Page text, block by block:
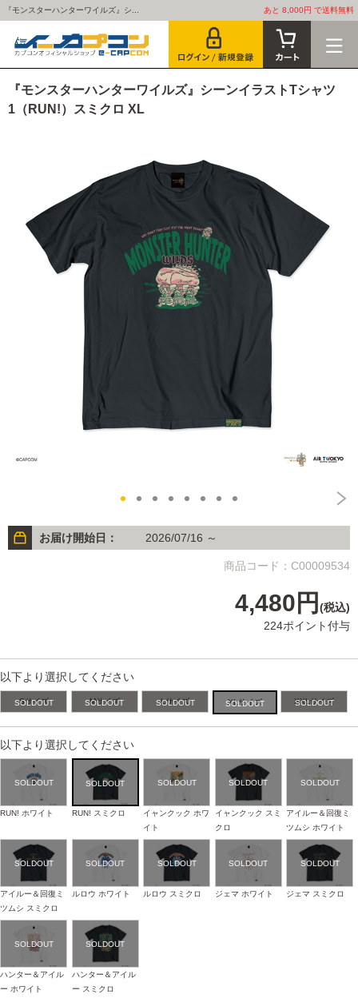
『モンスターハンターワイルズ』シ... あと 8,000円 で送料無料
『モンスターハンターワイルズ』シーンイラストTシャツ
1（RUN!）スミクロ XL
お届け開始日： 2026/07/16 ～
商品コード：C00009534
4,480円 (税込)
224ポイント付与
以下より選択してください
Sサイズ Mサイズ Lサイズ XLサイズ XXLサイズ
以下より選択してください
RUN! ホワイト RUN! スミクロ
イャンクック ホワ
イト
イャンクック スミ
クロ
アイルー＆回復ミ
ツムシ ホワイト
アイルー＆回復ミ
ツムシ スミクロ
ルロウ ホワイト ルロウ スミクロ ジェマ ホワイト ジェマ スミクロ
ハンター＆アイル
ー ホワイト
ハンター＆アイル
ー スミクロ